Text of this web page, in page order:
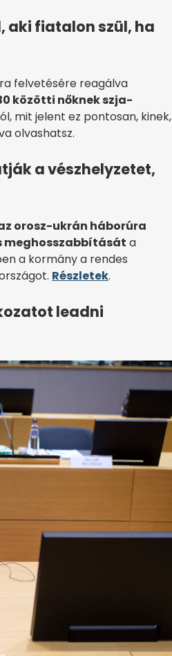
aki fiatalon szül, ha
felvetésére reagálva
közötti nőknek szja-
mit jelent ez pontosan, kinek,
olvashatsz.
a vészhelyzetet,
orosz-ukrán háborúra
meghosszabbítását a
a kormány a rendes
Részletek.
leadni